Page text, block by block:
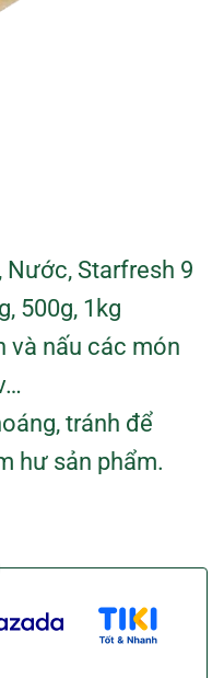
Starfresh 9
500g, 1kg
và nấu các món
tránh để
hư sản phẩm.